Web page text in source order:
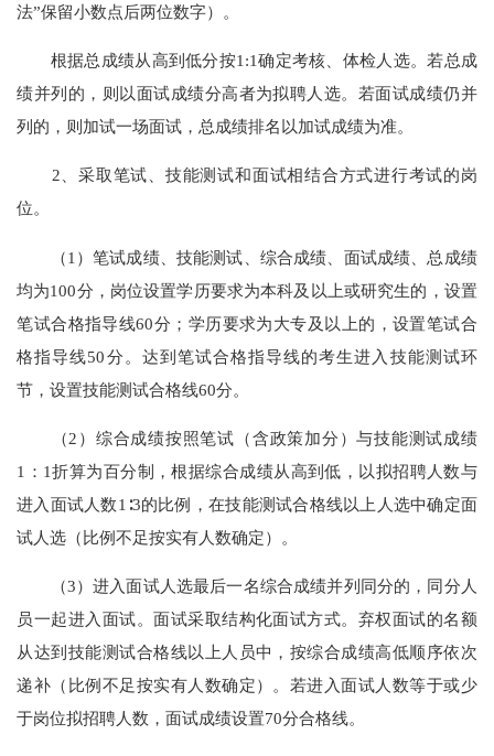
法”保留小数点后两位数字）。
根据总成绩从高到低分按1:1确定考核、体检人选。若总成
绩并列的，则以面试成绩分高者为拟聘人选。若面试成绩仍并
列的，则加试一场面试，总成绩排名以加试成绩为准。
2、采取笔试、技能测试和面试相结合方式进行考试的岗
位。
（1）笔试成绩、技能测试、综合成绩、面试成绩、总成绩
均为100分，岗位设置学历要求为本科及以上或研究生的，设置
笔试合格指导线60分；学历要求为大专及以上的，设置笔试合
格指导线50分。达到笔试合格指导线的考生进入技能测试环
节，设置技能测试合格线60分。
（2）综合成绩按照笔试（含政策加分）与技能测试成绩
1：1折算为百分制，根据综合成绩从高到低，以拟招聘人数与
进入面试人数1∶3的比例，在技能测试合格线以上人选中确定面
试人选（比例不足按实有人数确定）。
（3）进入面试人选最后一名综合成绩并列同分的，同分人
员一起进入面试。面试采取结构化面试方式。弃权面试的名额
从达到技能测试合格线以上人员中，按综合成绩高低顺序依次
递补（比例不足按实有人数确定）。若进入面试人数等于或少
于岗位拟招聘人数，面试成绩设置70分合格线。